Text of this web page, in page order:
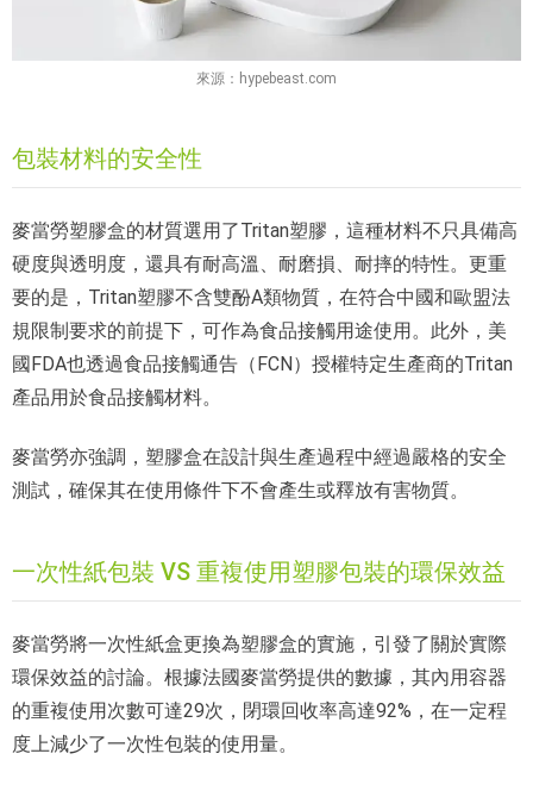
來源：hypebeast.com
包裝材料的安全性
麥當勞塑膠盒的材質選用了Tritan塑膠，這種材料不只具備高
硬度與透明度，還具有耐高溫、耐磨損、耐摔的特性。更重
要的是，Tritan塑膠不含雙酚A類物質，在符合中國和歐盟法
規限制要求的前提下，可作為食品接觸用途使用。此外，美
國FDA也透過食品接觸通告（FCN）授權特定生產商的Tritan
產品用於食品接觸材料。
麥當勞亦強調，塑膠盒在設計與生產過程中經過嚴格的安全
測試，確保其在使用條件下不會產生或釋放有害物質。
一次性紙包裝 VS 重複使用塑膠包裝的環保效益
麥當勞將一次性紙盒更換為塑膠盒的實施，引發了關於實際
環保效益的討論。根據法國麥當勞提供的數據，其內用容器
的重複使用次數可達29次，閉環回收率高達92%，在一定程
度上減少了一次性包裝的使用量。